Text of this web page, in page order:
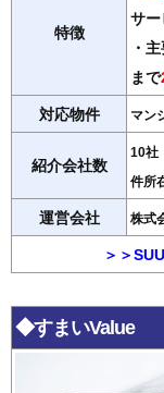
特徴
サー
・
まで
対応物件 マン
紹介会社数
10社
件所
運営会社 株式
＞＞
◆すまいValue